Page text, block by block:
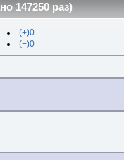
147250 раз)
(+)0
(−)0